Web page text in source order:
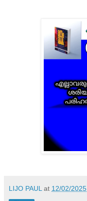
LIJO PAUL at 12/02/2025